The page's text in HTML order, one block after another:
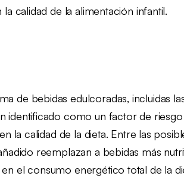
calidad de la alimentación infantil.
de bebidas edulcoradas, incluidas
identificado como un factor de
la calidad de la dieta. Entre las
reemplazan a bebidas más
el consumo energético total de la